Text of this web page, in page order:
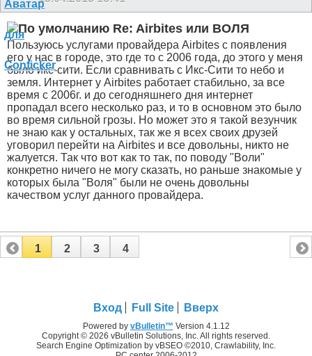
Re: Airbites или ВОЛЯ
Пользуюсь услугами провайдера Airbites с появления
его у нас в городе, это где то с 2006 года, до этого у меня
было икс-сити. Если сравнивать с Икс-Сити то небо и
земля. Интернет у Airbites работает стабильно, за все
время с 2006г. и до сегодняшнего дня интернет
пропадал всего несколько раз, и то в основном это было
во время сильной грозы. Но может это я такой везунчик
не знаю как у остальных, так же я всех своих друзей
уговорил перейти на Airbites и все довольны, никто не
жалуется. Так что вот как то так, по поводу "Воли"
конкретно ничего не могу сказать, но раньше знакомые у
которых была "Воля" были не очень довольны
качеством услуг данного провайдера.
1 2 3 4
Вход Full Site Вверх
Powered by vBulletin™ Version 4.1.12
Copyright © 2026 vBulletin Solutions, Inc. All rights reserved.
Search Engine Optimization by vBSEO ©2010, Crawlability, Inc.